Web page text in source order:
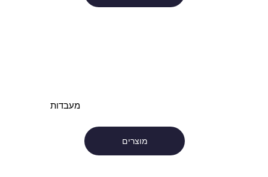
מעבדות
מוצרים